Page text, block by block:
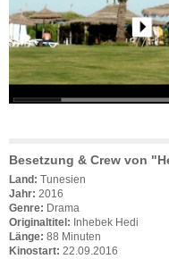
Besetzung & Crew von
Land: Tunesien
Jahr: 2016
Genre: Drama
Originaltitel: Inhebek Hedi
Länge: 88 Minuten
Kinostart: 22.09.2016